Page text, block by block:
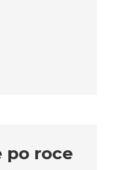
po roce